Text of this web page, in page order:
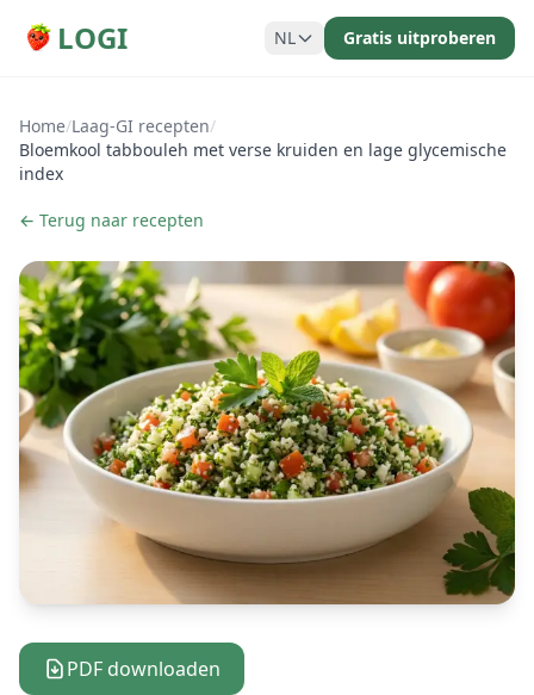
LOGI NL Gratis uitproberen
Home/Laag-GI recepten/
Bloemkool tabbouleh met verse kruiden en lage glycemische
index
← Terug naar recepten
PDF downloaden